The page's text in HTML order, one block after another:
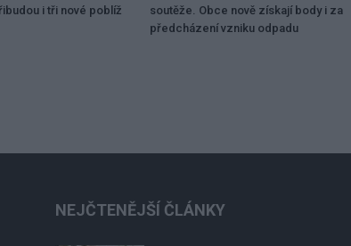
i tři nové poblíž
soutěže. Obce nově získají body i za
předcházení vzniku odpadu
NEJČTENĚJŠÍ ČLÁNKY